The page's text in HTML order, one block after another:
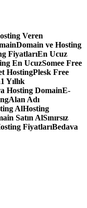
Veren
Domain ve Hosting
FiyatlarıEn Ucuz
En UcuzSomee Free
HostingPlesk Free
1 Yıllık
Hosting DomainE-
Alan Adı
AlHosting
Satın AlSınırsız
FiyatlarıBedava